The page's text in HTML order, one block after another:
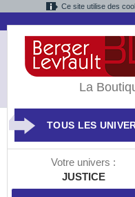
Ce site utilise des
La
TOUS LES
Votre univers :
JUSTICE